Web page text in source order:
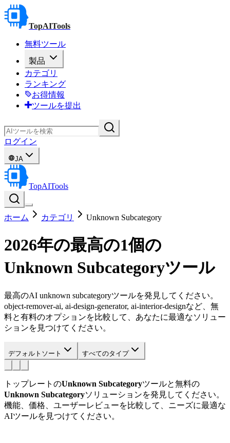
TopAITools
無料ツール
製品
カテゴリ
ランキング
お得情報
ツールを提出
ログイン
JA
TopAITools
ホーム カテゴリ Unknown Subcategory
2026年の最高の1個の
Unknown Subcategoryツール
最高のAI unknown subcategoryツールを発見してください。
object-remover-ai, ai-design-generator, ai-interior-designなど、無
料と有料のオプションを比較して、あなたに最適なソリュー
ションを見つけてください。
デフォルトソート すべてのタイプ
トップレートのUnknown Subcategoryツールと無料の
Unknown Subcategoryソリューションを発見してください。
機能、価格、ユーザーレビューを比較して、ニーズに最適な
AIツールを見つけてください。